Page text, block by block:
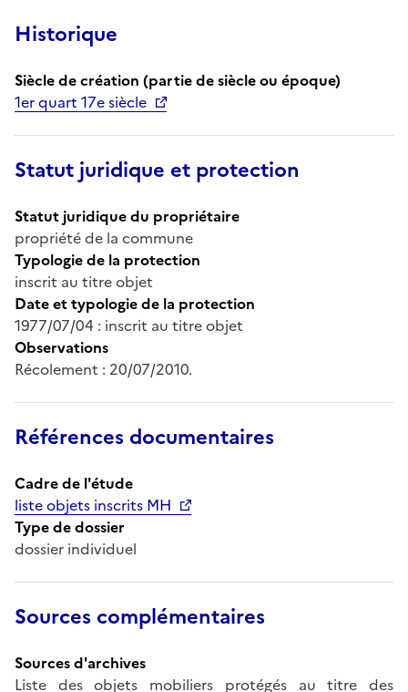
Historique
Siècle de création (partie de siècle ou époque)
1er quart 17e siècle
Statut juridique et protection
Statut juridique du propriétaire
propriété de la commune
Typologie de la protection
inscrit au titre objet
Date et typologie de la protection
1977/07/04 : inscrit au titre objet
Observations
Récolement : 20/07/2010.
Références documentaires
Cadre de l'étude
liste objets inscrits MH
Type de dossier
dossier individuel
Sources complémentaires
Sources d'archives
Liste des objets mobiliers protégés au titre des